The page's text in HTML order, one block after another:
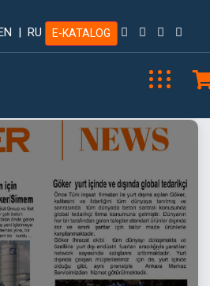
| RU E-KATALOG